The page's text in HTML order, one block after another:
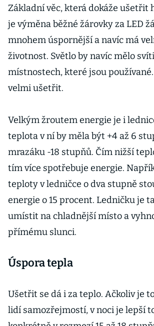
Základní věc, která dokáže ušetřit
je výměna běžné žárovky za LED
mnohem úspornější a navíc má
životnost. Světlo by navíc mělo
místnostech, které jsou
velmi ušetřit.
Velkým žroutem energie je i
teplota v ní by měla být +4 až 6
mrazáku -18 stupňů. Čím nižší
tím více spotřebuje energie.
teploty v ledničce o dva stupně
energie o 15 procent. Ledničku je
umístit na chladnější místo a
přímému slunci.
Úspora tepla
Ušetřit se dá i za teplo. Ačkoliv je
lidí samozřejmostí, v noci je lepší